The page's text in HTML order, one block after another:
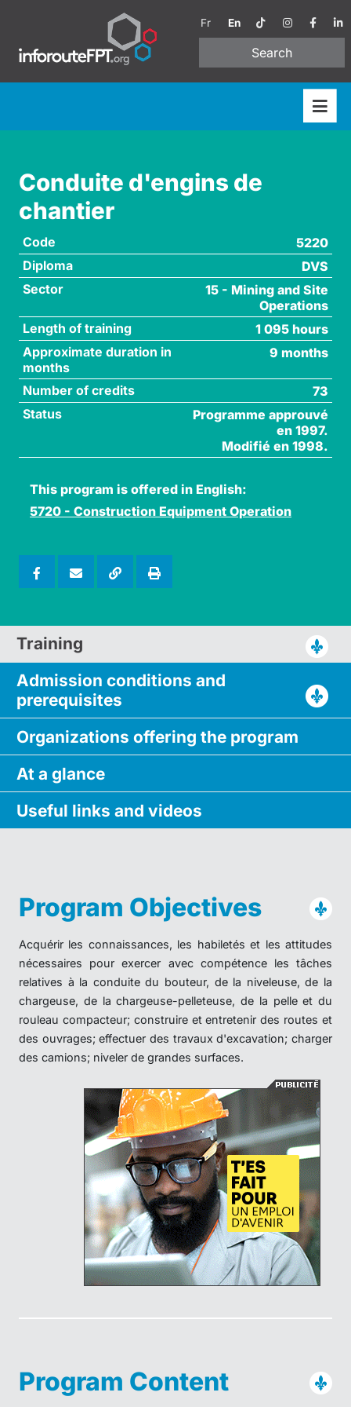
Fr En
Search
Conduite d'engins de
chantier
Code
5220
Diploma
DVS
Sector
15 - Mining and Site
Operations
Length of training
1 095 hours
Approximate duration in
months
9 months
Number of credits
73
Status
Programme approuvé
en 1997.
Modifié en 1998.
This program is offered in English:
5720 - Construction Equipment Operation
Training
Admission conditions and
prerequisites
Organizations offering the program
At a glance
Useful links and videos
Program Objectives
Acquérir les connaissances, les habiletés et les attitudes
nécessaires pour exercer avec compétence les tâches
relatives à la conduite du bouteur, de la niveleuse, de la
chargeuse, de la chargeuse-pelleteuse, de la pelle et du
rouleau compacteur; construire et entretenir des routes et
des ouvrages; effectuer des travaux d'excavation; charger
des camions; niveler de grandes surfaces.
Program Content